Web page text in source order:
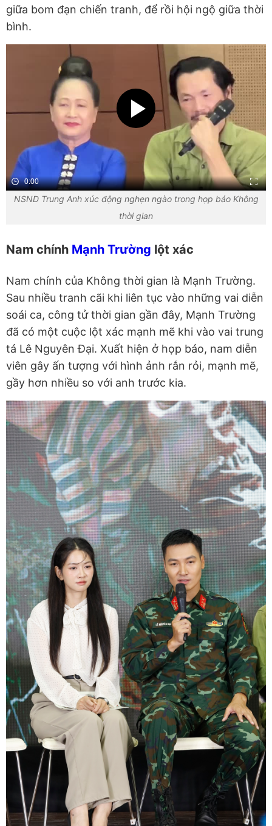
giữa bom đạn chiến tranh, để rồi hội ngộ giữa thời
bình.
0:00
NSND Trung Anh xúc động nghẹn ngào trong họp báo Không
thời gian
Nam chính Mạnh Trường lột xác
Nam chính của Không thời gian là Mạnh Trường.
Sau nhiều tranh cãi khi liên tục vào những vai diễn
soái ca, công tử thời gian gần đây, Mạnh Trường
đã có một cuộc lột xác mạnh mẽ khi vào vai trung
tá Lê Nguyên Đại. Xuất hiện ở họp báo, nam diễn
viên gây ấn tượng với hình ảnh rắn rỏi, mạnh mẽ,
gầy hơn nhiều so với anh trước kia.